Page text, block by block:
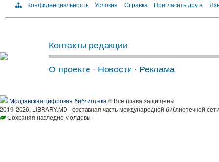
Конфиденциальность Условия Справка Пригласить друга
Контакты редакции
О проекте · Новости · Реклама
Молдавская цифровая библиотека © Все права защищены
2019-2026, LIBRARY.MD - составная часть международной библиотечной
Сохраняя наследие Молдовы